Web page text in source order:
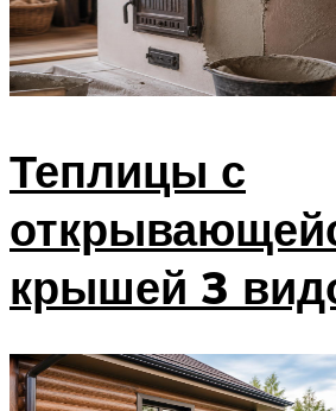
Теплицы с
крышей 3